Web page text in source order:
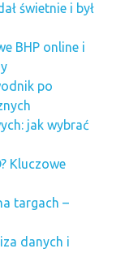
świetnie i był
BHP online i
po
jak wybrać
Kluczowe
targach –
danych i